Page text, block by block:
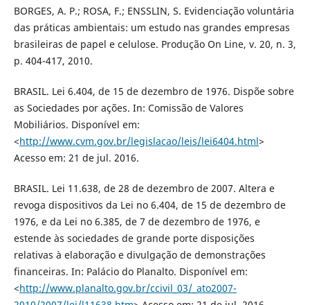
BORGES, A. P.; ROSA, F.; ENSSLIN, S. Evidenciação voluntária
das práticas ambientais: um estudo nas grandes empresas
brasileiras de papel e celulose. Produção On Line, v. 20, n. 3,
p. 404-417, 2010.
BRASIL. Lei 6.404, de 15 de dezembro de 1976. Dispõe sobre
as Sociedades por ações. In: Comissão de Valores
Mobiliários. Disponível em:
<http://www.cvm.gov.br/legislacao/leis/lei6404.html>
Acesso em: 21 de jul. 2016.
BRASIL. Lei 11.638, de 28 de dezembro de 2007. Altera e
revoga dispositivos da Lei no 6.404, de 15 de dezembro de
1976, e da Lei no 6.385, de 7 de dezembro de 1976, e
estende às sociedades de grande porte disposições
relativas à elaboração e divulgação de demonstrações
financeiras. In: Palácio do Planalto. Disponível em:
<http://www.planalto.gov.br/ccivil_03/_ato2007-